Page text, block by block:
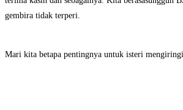
gembira tidak terperi.
Mari kita betapa pentingnya untuk isteri